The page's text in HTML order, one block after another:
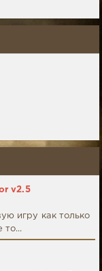
v2.5
игру как только
то...